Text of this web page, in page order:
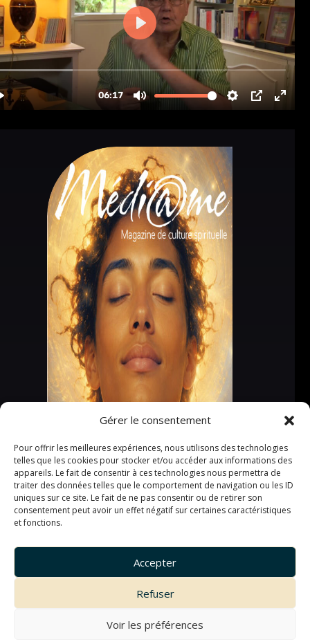
Gérer le consentement
Pour offrir les meilleures expériences, nous utilisons des technologies
telles que les cookies pour stocker et/ou accéder aux informations des
appareils. Le fait de consentir à ces technologies nous permettra de
traiter des données telles que le comportement de navigation ou les ID
uniques sur ce site. Le fait de ne pas consentir ou de retirer son
consentement peut avoir un effet négatif sur certaines caractéristiques
et fonctions.
Accepter
Refuser
Voir les préférences